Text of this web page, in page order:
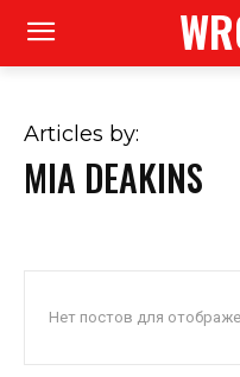
Articles by:
MIA DEAKINS
Нет постов для